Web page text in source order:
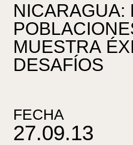
NICARAGUA:
MUESTRA
DESAFÍOS
FECHA
27.09.13